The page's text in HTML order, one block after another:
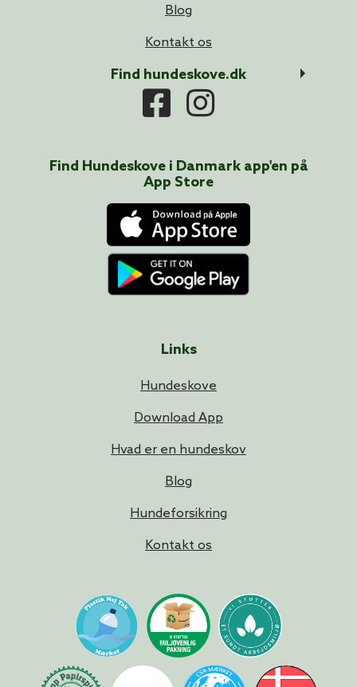
Links
Hundeskove
Download App
Hvad er en hundeskov
Blog
Hundeforsikring
Kontakt os
Blog
Kontakt os
Find hundeskove.dk
Find Hundeskove i Danmark app'en på
App Store